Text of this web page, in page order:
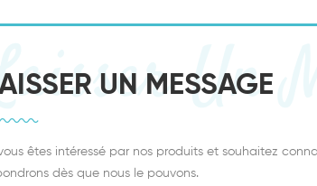
UN MESSAGE
Un
êtes intéressé par nos produits et souhaitez
dès que nous le pouvons.